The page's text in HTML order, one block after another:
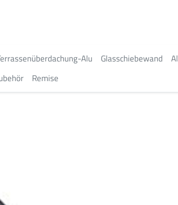
Alu Glasschiebewand
Remise